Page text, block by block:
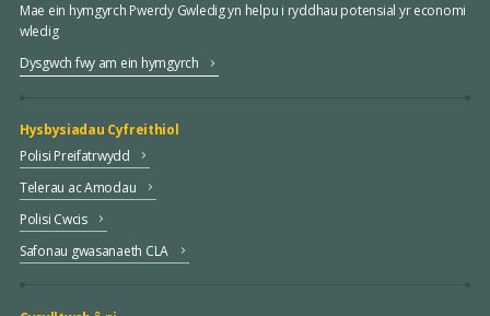
Mae ein hymgyrch Pwerdy Gwledig yn helpu i ryddhau potensial yr economi
wledig
Dysgwch fwy am ein hymgyrch
Hysbysiadau Cyfreithiol
Polisi Preifatrwydd
Telerau ac Amodau
Polisi Cwcis
Safonau gwasanaeth CLA